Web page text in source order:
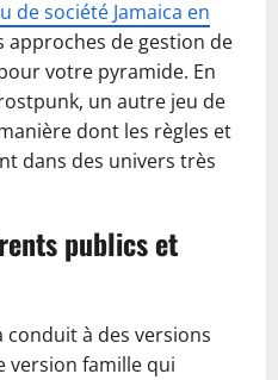
de société Jamaica en
approches de gestion de
votre pyramide. En
un autre jeu de
dont les règles et
dans des univers très
publics et
conduit à des versions
version famille qui